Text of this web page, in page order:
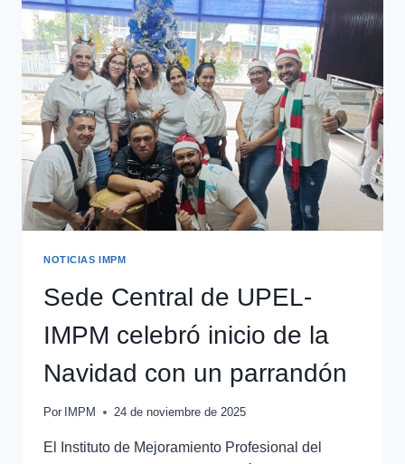
NOTICIAS IMPM
Sede Central de UPEL-
IMPM celebró inicio de la
Navidad con un parrandón
Por IMPM 24 de noviembre de 2025
El Instituto de Mejoramiento Profesional del